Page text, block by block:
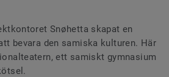
Snøhetta skapat en
bevara den samiska kulturen. Här
ett samiskt gymnasium